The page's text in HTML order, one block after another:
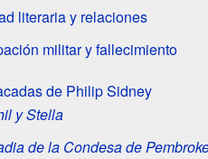
literaria y relaciones
militar y fallecimiento
de Philip Sidney
y Stella
de la Condesa de